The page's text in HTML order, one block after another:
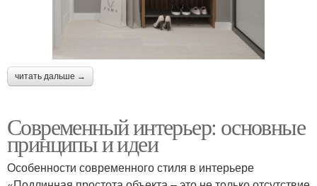
читать дальше →
Современный интерьер: основные
принципы и идеи
Особенности современного стиля в интерьере